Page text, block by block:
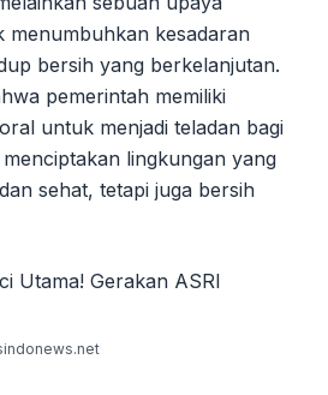
menumbuhkan kesadaran
bersih yang berkelanjutan.
pemerintah memiliki
untuk menjadi teladan bagi
lingkungan yang
sehat, tetapi juga bersih